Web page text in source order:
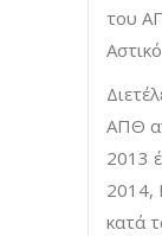
του
ΑΠΘ
2013
2014,
κατά